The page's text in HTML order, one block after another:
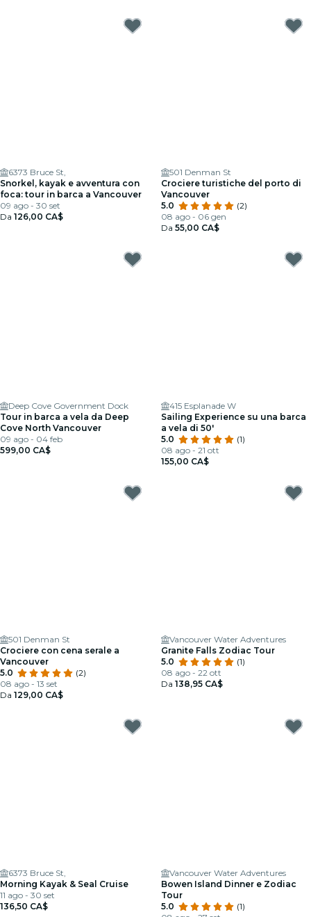
6373 Bruce St,
Snorkel, kayak e avventura con
foca: tour in barca a Vancouver
09 ago - 30 set
Da 126,00 CA$
501 Denman St
Crociere turistiche del porto di
Vancouver
5.0
(2)
08 ago - 06 gen
Da 55,00 CA$
Deep Cove Government Dock
Tour in barca a vela da Deep
Cove North Vancouver
09 ago - 04 feb
599,00 CA$
415 Esplanade W
Sailing Experience su una barca
a vela di 50'
5.0
(1)
08 ago - 21 ott
155,00 CA$
501 Denman St
Crociere con cena serale a
Vancouver
5.0
(2)
08 ago - 13 set
Da 129,00 CA$
Vancouver Water Adventures
Granite Falls Zodiac Tour
5.0
(1)
08 ago - 22 ott
Da 138,95 CA$
6373 Bruce St,
Morning Kayak & Seal Cruise
11 ago - 30 set
136,50 CA$
Vancouver Water Adventures
Bowen Island Dinner e Zodiac
Tour
5.0
(1)